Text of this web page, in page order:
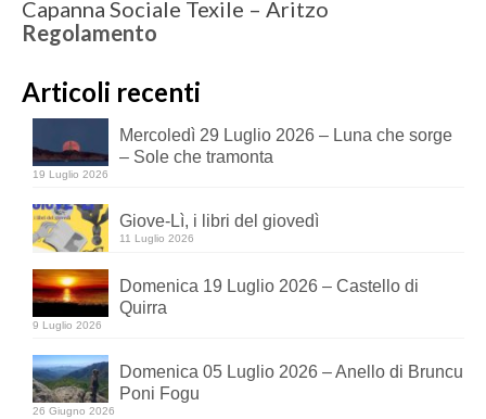
Capanna Sociale Texile – Aritzo
Regolamento
Articoli recenti
Mercoledì 29 Luglio 2026 – Luna che sorge
– Sole che tramonta
19 Luglio 2026
Giove-Lì, i libri del giovedì
11 Luglio 2026
Domenica 19 Luglio 2026 – Castello di
Quirra
9 Luglio 2026
Domenica 05 Luglio 2026 – Anello di Bruncu
Poni Fogu
26 Giugno 2026